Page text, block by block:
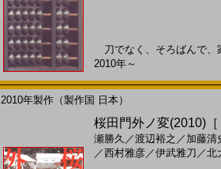
刀でなく、そろばんで
2010年～
2010年製作（製作国 日本）
桜田門外ノ変(2010)
瀬勝久 ／渡辺裕之 ／ 加藤清
／西村雅彦／伊武雅刀 ／北